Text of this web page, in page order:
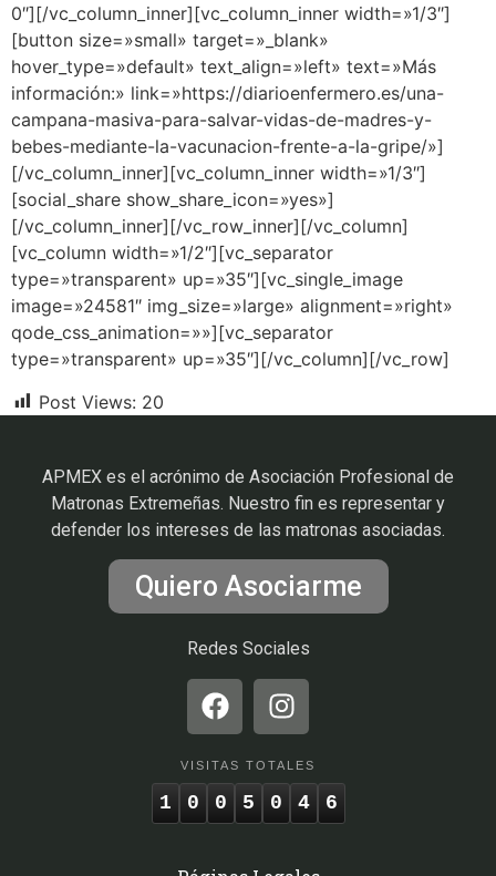
0″][/vc_column_inner][vc_column_inner width=»1/3″]
[button size=»small» target=»_blank»
hover_type=»default» text_align=»left» text=»Más
información:» link=»https://diarioenfermero.es/una-
campana-masiva-para-salvar-vidas-de-madres-y-
bebes-mediante-la-vacunacion-frente-a-la-gripe/»]
[/vc_column_inner][vc_column_inner width=»1/3″]
[social_share show_share_icon=»yes»]
[/vc_column_inner][/vc_row_inner][/vc_column]
[vc_column width=»1/2″][vc_separator
type=»transparent» up=»35″][vc_single_image
image=»24581″ img_size=»large» alignment=»right»
qode_css_animation=»»][vc_separator
type=»transparent» up=»35″][/vc_column][/vc_row]
Post Views: 20
APMEX es el acrónimo de Asociación Profesional de
Matronas Extremeñas. Nuestro fin es representar y
defender los intereses de las matronas asociadas.
Quiero Asociarme
Redes Sociales
VISITAS TOTALES
1 0 0 5 0 4 6